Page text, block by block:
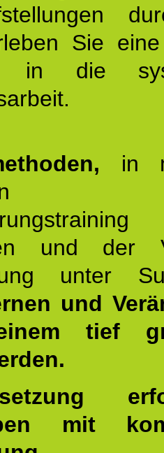
Sie
in die
in
und der
unter
und
tief
mit